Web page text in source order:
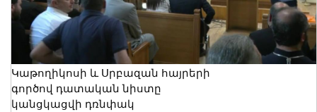
Կաթողիկոսի և Սրբազան հայրերի
գործով դատական նիստը
կանցկացվի դռնփակ